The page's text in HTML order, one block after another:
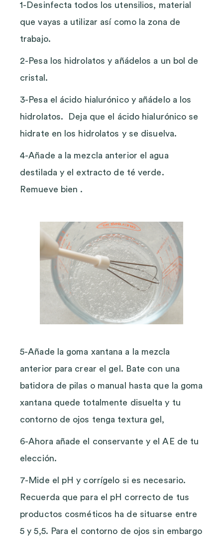
1-Desinfecta todos los utensilios, material
que vayas a utilizar así como la zona de
trabajo.
2-Pesa los hidrolatos y añádelos a un bol de
cristal.
3-Pesa el ácido hialurónico y añádelo a los
hidrolatos. Deja que el ácido hialurónico se
hidrate en los hidrolatos y se disuelva.
4-Añade a la mezcla anterior el agua
destilada y el extracto de té verde.
Remueve bien .
5-Añade la goma xantana a la mezcla
anterior para crear el gel. Bate con una
batidora de pilas o manual hasta que la goma
xantana quede totalmente disuelta y tu
contorno de ojos tenga textura gel,
6-Ahora añade el conservante y el AE de tu
elección.
7-Mide el pH y corrígelo si es necesario.
Recuerda que para el pH correcto de tus
productos cosméticos ha de situarse entre
5 y 5,5. Para el contorno de ojos sin embargo